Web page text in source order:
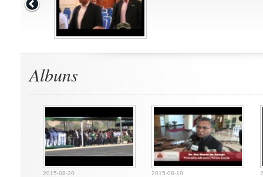
Albuns
2015-08-20 2015-08-19